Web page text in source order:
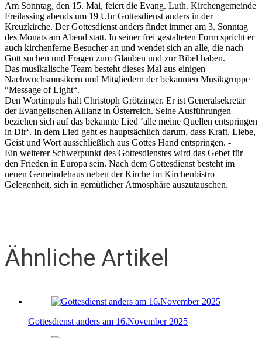
Am Sonntag, den 15. Mai, feiert die Evang. Luth. Kirchengemeinde
Freilassing abends um 19 Uhr Gottesdienst anders in der
Kreuzkirche. Der Gottesdienst anders findet immer am 3. Sonntag
des Monats am Abend statt. In seiner frei gestalteten Form spricht er
auch kirchenferne Besucher an und wendet sich an alle, die nach
Gott suchen und Fragen zum Glauben und zur Bibel haben.
Das musikalische Team besteht dieses Mal aus einigen
Nachwuchsmusikern und Mitgliedern der bekannten Musikgruppe
“Message of Light“.
Den Wortimpuls hält Christoph Grötzinger. Er ist Generalsekretär
der Evangelischen Allianz in Österreich. Seine Ausführungen
beziehen sich auf das bekannte Lied ‘alle meine Quellen entspringen
in Dir‘. In dem Lied geht es hauptsächlich darum, dass Kraft, Liebe,
Geist und Wort ausschließlich aus Gottes Hand entspringen. -
Ein weiterer Schwerpunkt des Gottesdienstes wird das Gebet für
den Frieden in Europa sein. Nach dem Gottesdienst besteht im
neuen Gemeindehaus neben der Kirche im Kirchenbistro
Gelegenheit, sich in gemütlicher Atmosphäre auszutauschen.
Ähnliche Artikel
Gottesdienst anders am 16.November 2025